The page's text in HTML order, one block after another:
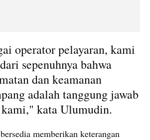
operator pelayaran, kami
sepenuhnya bahwa
dan keamanan
adalah tanggung jawab
kata Ulumudin.
memberikan keterangan